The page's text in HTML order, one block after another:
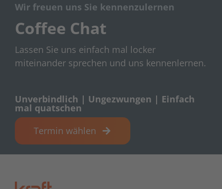
Wir freuen uns Sie kennenzulernen
Coffee Chat
Lassen Sie uns einfach mal locker
miteinander sprechen und uns kennenlernen.
Unverbindlich | Ungezwungen | Einfach
mal quatschen
Termin wählen